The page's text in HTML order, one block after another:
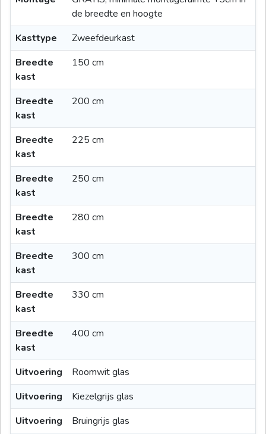
de breedte en hoogte
Kasttype
Zweefdeurkast
Breedte
kast
150 cm
Breedte
kast
200 cm
Breedte
kast
225 cm
Breedte
kast
250 cm
Breedte
kast
280 cm
Breedte
kast
300 cm
Breedte
kast
330 cm
Breedte
kast
400 cm
Uitvoering
Roomwit glas
Uitvoering
Kiezelgrijs glas
Uitvoering
Bruingrijs glas